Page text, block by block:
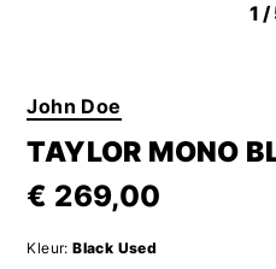
1 /
John Doe
TAYLOR MONO
€ 269,00
Kleur: Black Used